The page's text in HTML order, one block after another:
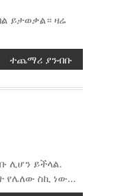
ይታወቃል። ዛሬ
ተጨማሪ ያንብቡ
ሊሆን ይችላል.
የሌለው ስኪ ነው...